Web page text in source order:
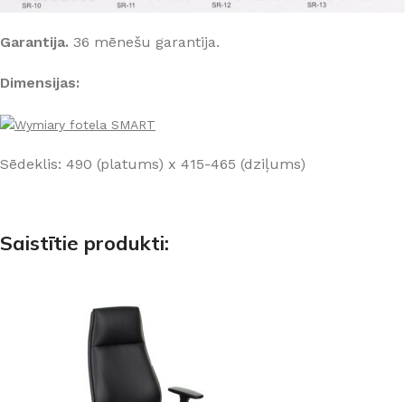
Garantija. 36 mēnešu garantija.
Dimensijas:
Sēdeklis: 490 (platums) x 415-465 (dziļums)
Saistītie produkti: